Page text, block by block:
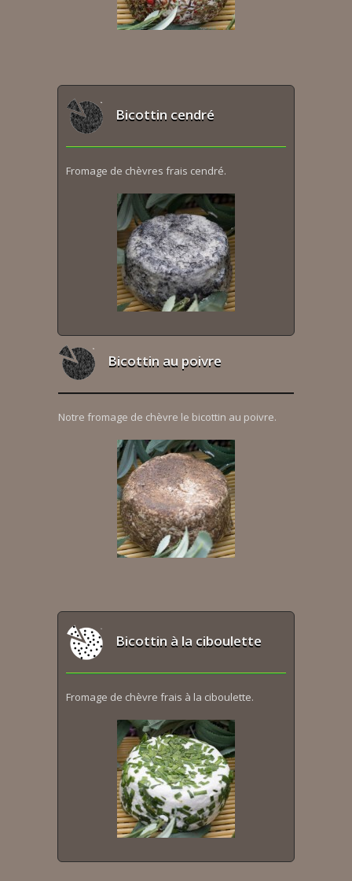
Bicottin cendré
Fromage de chèvres frais cendré.
Bicottin au poivre
Notre fromage de chèvre le bicottin au poivre.
Bicottin à la ciboulette
Fromage de chèvre frais à la ciboulette.